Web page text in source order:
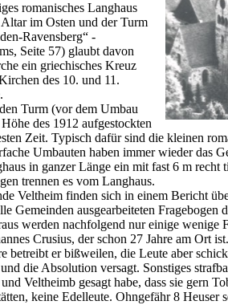
romanisches Langhaus
im Osten und der Turm
Ravensberg“ -
Seite 57) glaubt davon
ein griechisches Kreuz
des 10. und 11.
Turm (vor dem Umbau
des 1912 aufgestockten
Zeit. Typisch dafür sind die kleinen
Umbauten haben immer wieder das
in ganzer Länge ein mit fast 6 m
trennen es vom Langhaus.
Veltheim finden sich in einem Bericht
Gemeinden ausgearbeiteten Fragebogen
werden nachfolgend nur einige wenige
Crusius, der schon 27 Jahre am Ort
er bißweilen, die Leute aber
die Absolution versagt. Sonstiges
Veltheimb gesagt habe, dass sie gern
keine Edelleute. Ohngefähr 8 Heuser